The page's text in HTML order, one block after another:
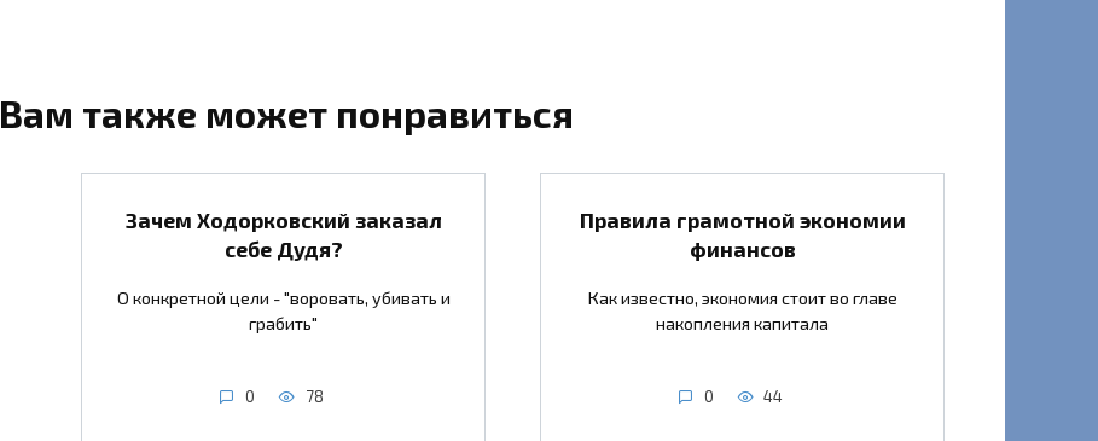
Вам также может понравиться
Зачем Ходорковский заказал
себе Дудя?
О конкретной цели - "воровать, убивать и
грабить"
0 78
Правила грамотной экономии
финансов
Как известно, экономия стоит во главе
накопления капитала
0 44